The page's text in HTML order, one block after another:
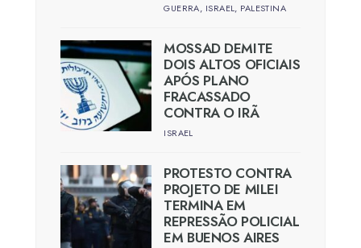
GUERRA, ISRAEL, PALESTINA
MOSSAD DEMITE
DOIS ALTOS OFICIAIS
APÓS PLANO
FRACASSADO
CONTRA O IRÃ
ISRAEL
PROTESTO CONTRA
PROJETO DE MILEI
TERMINA EM
REPRESSÃO POLICIAL
EM BUENOS AIRES